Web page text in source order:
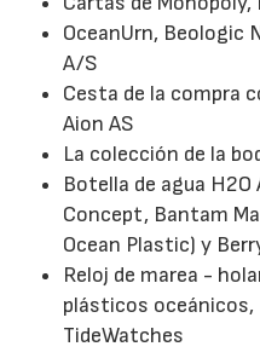
OceanUrn, Beologic
A/S
Cesta de la compra
Aion AS
La colección de la
Botella de agua H2O
Concept, Bantam
Ocean Plastic) y
Reloj de marea -
plásticos oceánicos,
TideWatches